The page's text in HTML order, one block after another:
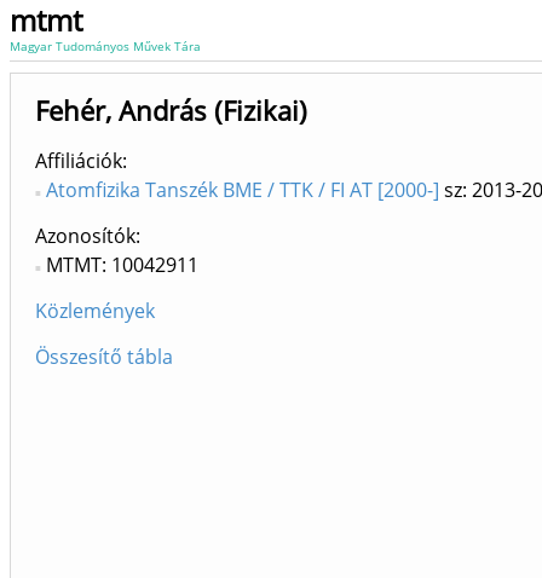
mtmt
Magyar Tudományos Művek Tára
Fehér, András (Fizikai)
Affiliációk
Atomfizika Tanszék BME / TTK / FI AT [2000-] sz: 2013-
Azonosítók
MTMT: 10042911
Közlemények
Összesítő tábla